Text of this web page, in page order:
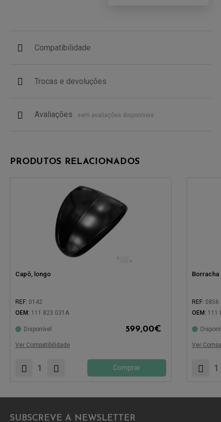
Compatibilidade
Trocas e devoluções
Avaliações sem avaliações disponíveis
PRODUTOS RELACIONADOS
Capô, longo
REF: 0142
OEM: 111 823 031A
Disponível 599,00€
Ver Compatibilidade
Comprar
REF: 0856
OEM: 111
Ver
SUBSCREVE A NEWSLETTER